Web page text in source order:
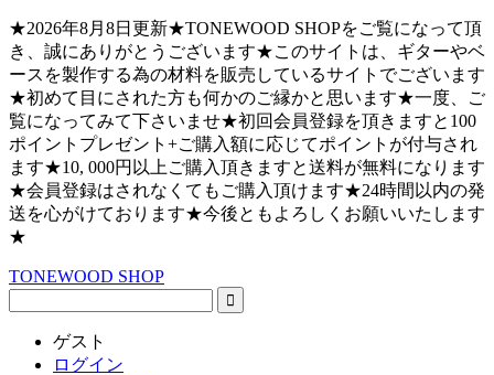
★2026年8月8日更新★TONEWOOD SHOPをご覧になって頂
き、誠にありがとうございます★このサイトは、ギターやベ
ースを製作する為の材料を販売しているサイトでございます
★初めて目にされた方も何かのご縁かと思います★一度、ご
覧になってみて下さいませ★初回会員登録を頂きますと100
ポイントプレゼント+ご購入額に応じてポイントが付与され
ます★10, 000円以上ご購入頂きますと送料が無料になります
★会員登録はされなくてもご購入頂けます★24時間以内の発
送を心がけております★今後ともよろしくお願いいたします
★
TONEWOOD SHOP
ゲスト
ログイン